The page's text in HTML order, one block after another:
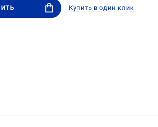
Купить в один клик